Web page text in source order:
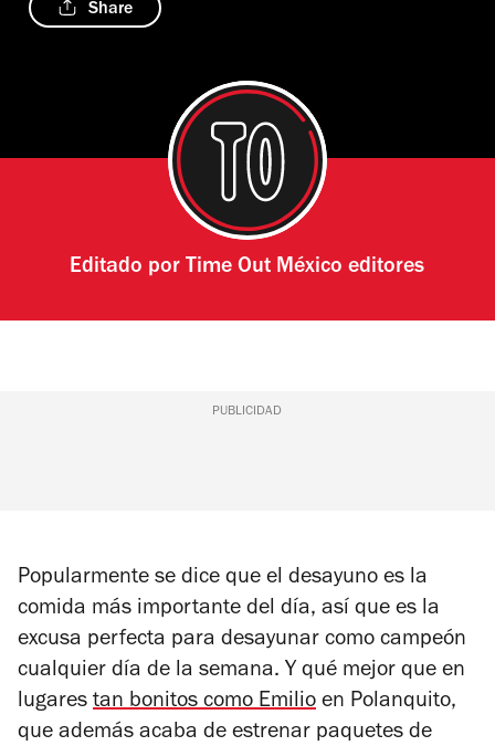
Share
Editado por Time Out México editores
PUBLICIDAD
Popularmente se dice que el desayuno es la
comida más importante del día, así que es la
excusa perfecta para desayunar como campeón
cualquier día de la semana. Y qué mejor que en
lugares tan bonitos como Emilio en Polanquito,
que además acaba de estrenar paquetes de